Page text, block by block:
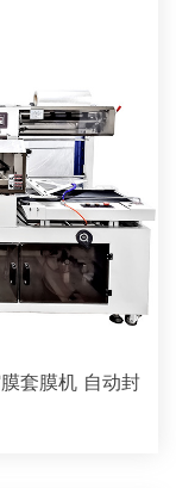
套膜机 自动封